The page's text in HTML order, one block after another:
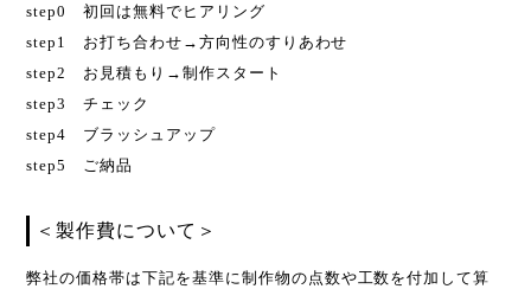
step0 初回は無料でヒアリング
step1 お打ち合わせ→方向性のすりあわせ
step2 お見積もり→制作スタート
step3 チェック
step4 ブラッシュアップ
step5 ご納品
＜製作費について＞
弊社の価格帯は下記を基準に制作物の点数や工数を付加して算